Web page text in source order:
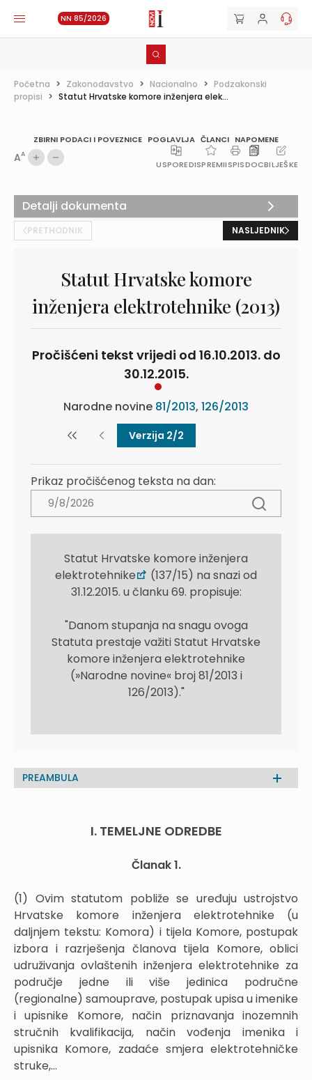
NN 85/2026
Početna > Zakonodavstvo > Nacionalno > Podzakonski
propisi > Statut Hrvatske komore inženjera elek...
ZBIRNI PODACI I POVEZNICE POGLAVLJA ČLANCI NAPOMENE
AA
USPOREDISPREMIISPISDOCBILJEŠKE
PRETHODNIK NASLJEDNIK
Statut Hrvatske komore
inženjera elektrotehnike (2013)
Pročišćeni tekst vrijedi od 16.10.2013. do
30.12.2015.
Narodne novine 81/2013, 126/2013
Verzija 2/2
Prikaz pročišćenog teksta na dan:
Statut Hrvatske komore inženjera
elektrotehnike
(137/15) na snazi od
31.12.2015. u članku 69. propisuje:
"Danom stupanja na snagu ovoga
Statuta prestaje važiti Statut Hrvatske
komore inženjera elektrotehnike
(»Narodne novine« broj 81/2013 i
126/2013)."
PREAMBULA
I. TEMELJNE ODREDBE
Članak 1.
(1) Ovim statutom pobliže se uređuju ustrojstvo
Hrvatske komore inženjera elektrotehnike (u
daljnjem tekstu: Komora) i tijela Komore, postupak
izbora i razrješenja članova tijela Komore, oblici
udruživanja ovlaštenih inženjera elektrotehnike za
područje jedne ili više jedinica područne
(regionalne) samouprave, postupak upisa u imenike
i upisnike Komore, način priznavanja inozemnih
stručnih kvalifikacija, način vođenja imenika i
upisnika Komore, zadaće smjera elektrotehničke
struke,...
Detalji dokumenta